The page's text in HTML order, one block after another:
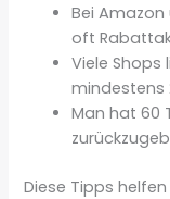
Bei
oft
Viele Shops
mindestens
Man hat 60
Diese Tipps